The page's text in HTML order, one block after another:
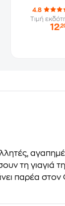
4.8
Τιμή
12
τη γιαγιά
παρέα